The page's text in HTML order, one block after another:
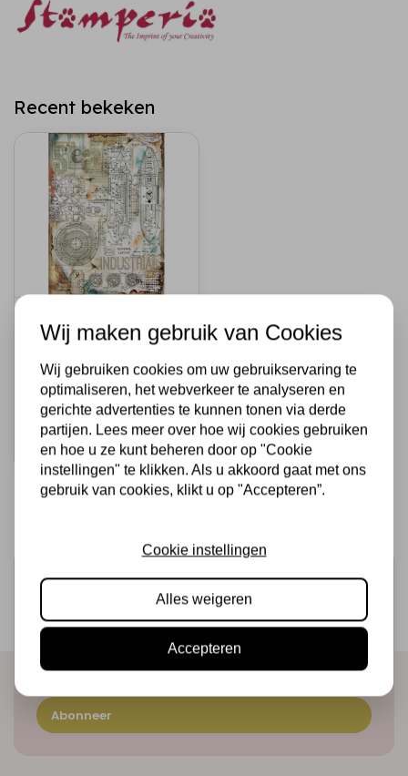
Recent bekeken
A4 Rice paper
industrial
€1,75 Op voorraad
Snel toevoegen
Schrijf je in voor de nieuwsbrief
Ontvang als eerste onze actie en nieuwe producten
direct in je mailbox!
Abonneer
Wij maken gebruik van Cookies
Wij gebruiken cookies om uw gebruikservaring te
optimaliseren, het webverkeer te analyseren en
gerichte advertenties te kunnen tonen via derde
partijen. Lees meer over hoe wij cookies gebruiken
en hoe u ze kunt beheren door op "Cookie
instellingen" te klikken. Als u akkoord gaat met ons
gebruik van cookies, klikt u op "Accepteren”.
Cookie instellingen
Alles weigeren
Accepteren